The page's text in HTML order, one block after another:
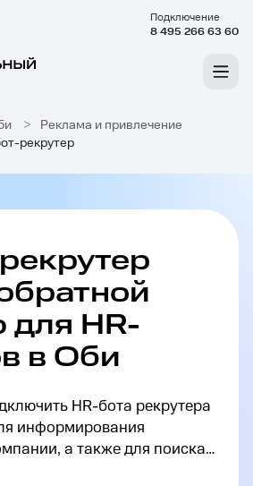
Подключение
8 495 266 63 60
>
Реклама и привлечение
рекрутер
для HR-
в Оби
HR-бота рекрутера
информирования
а также для поиска
в организацию.